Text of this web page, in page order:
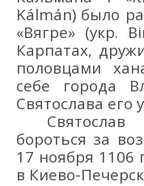
Kálmán) было
«Вягре» (укр.
Карпатах,
половцами
себе города
Святослава его
бороться за
17 ноября 1106
в Киево-Печерск